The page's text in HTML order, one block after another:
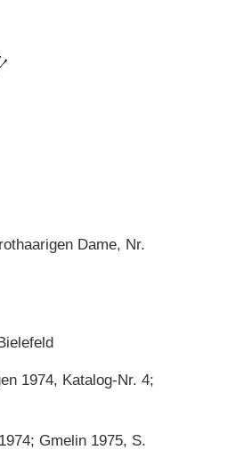
Dame, Nr.
1974, Katalog-Nr. 4;
Gmelin 1975, S.